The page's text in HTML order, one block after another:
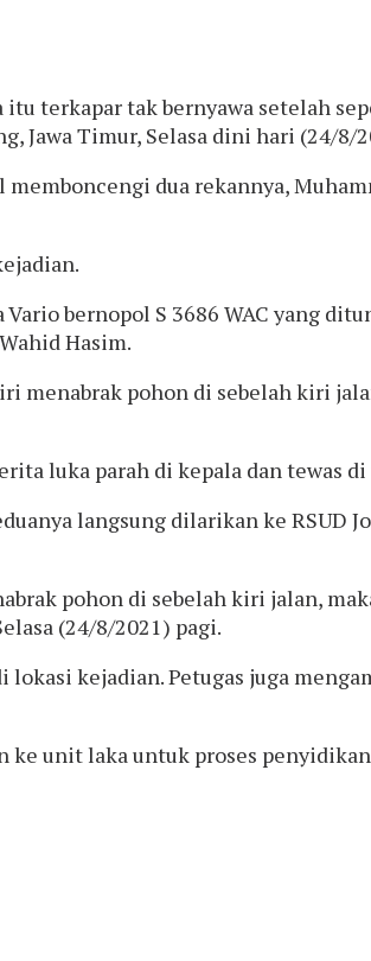
terkapar tak bernyawa setelah
Jawa Timur, Selasa dini hari (24/8/
dua rekannya,
bernopol S 3686 WAC yang
Hasim.
menabrak pohon di sebelah kiri
luka parah di kepala dan tewas
langsung dilarikan ke RSUD
pohon di sebelah kiri jalan,
(24/8/2021) pagi.
kejadian. Petugas juga
ke unit laka untuk proses